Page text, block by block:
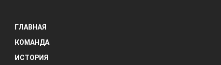
ГЛАВНАЯ
КОМАНДА
ИСТОРИЯ